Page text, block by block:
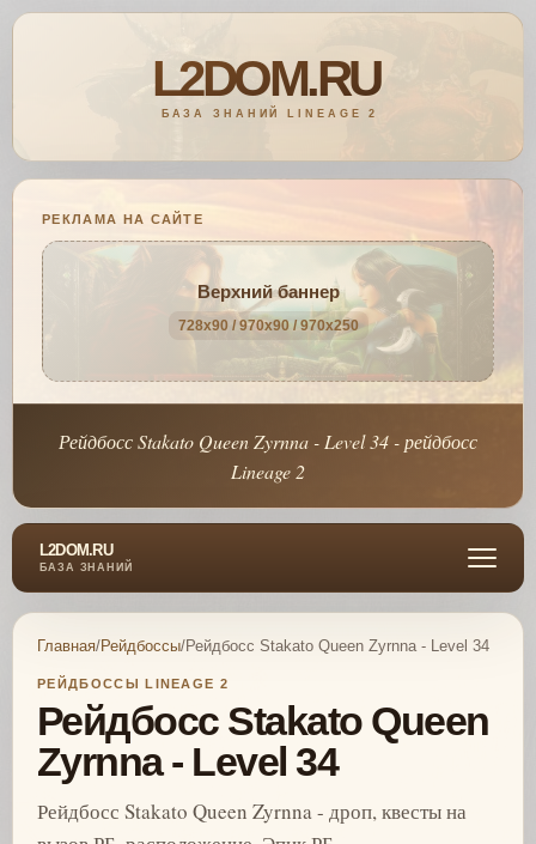
РЕКЛАМА НА САЙТЕ
Верхний баннер
728x90 / 970x90 / 970x250
Рейдбосс Stakato Queen Zyrnna - Level 34 - рейдбосс
Lineage 2
L2DOM.RU
БАЗА ЗНАНИЙ
Главная/Рейдбоссы/Рейдбосс Stakato Queen Zyrnna - Level 34
РЕЙДБОССЫ LINEAGE 2
Рейдбосс Stakato Queen
Zyrnna - Level 34
Рейдбосс Stakato Queen Zyrnna - дроп, квесты на